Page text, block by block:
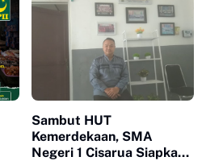
Sambut HUT
Kemerdekaan, SMA
Negeri 1 Cisarua Siapkan